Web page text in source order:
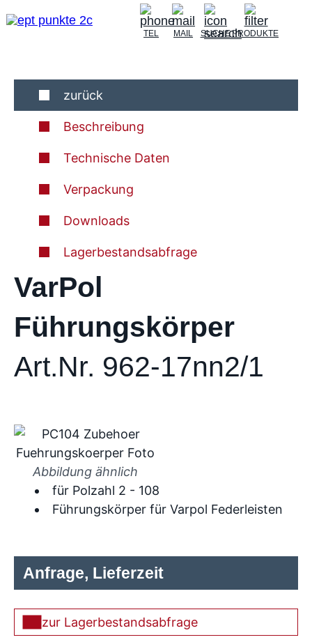
TEL MAIL SUCHEPRODUKTE
zurück
Beschreibung
Technische Daten
Verpackung
Downloads
Lagerbestandsabfrage
VarPol
Führungskörper
Art.Nr. 962-17nn2/1
Abbildung ähnlich
für Polzahl 2 - 108
Führungskörper für Varpol Federleisten
Anfrage, Lieferzeit
zur Lagerbestandsabfrage